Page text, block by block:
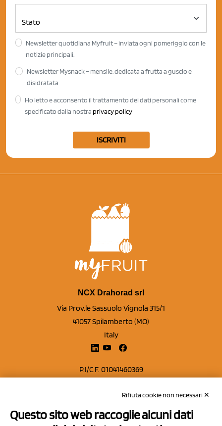
Newsletter quotidiana Myfruit – inviata ogni pomeriggio con le
notizie principali.
Newsletter Mysnack – mensile, dedicata a frutta a guscio e
disidratata
Ho letto e acconsento il trattamento dei dati personali come
specificato dalla nostra privacy policy
ISCRIVITI
NCX Drahorad srl
Via Prov.le Sassuolo Vignola 315/1
41057 Spilamberto (MO)
Italy
P.I/C.F. 01041460369
Capitale sociale Euro 50.000,00 i.v.Rifiuta cookie non necessari ✕
Questo sito web raccoglie alcuni dati